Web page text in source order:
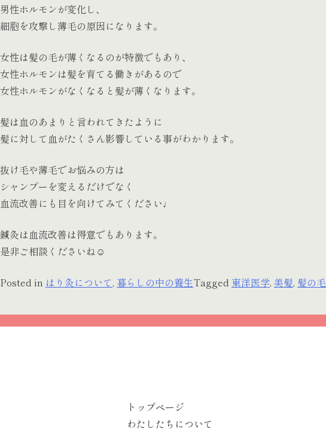
男性ホルモンが変化し、
細胞を攻撃し薄毛の原因になります。
女性は髪の毛が薄くなるのが特徴でもあり、
女性ホルモンは髪を育てる働きがあるので
女性ホルモンがなくなると髪が薄くなります。
髪は血のあまりと言われてきたように
髪に対して血がたくさん影響している事がわかります。
抜け毛や薄毛でお悩みの方は
シャンプーを変えるだけでなく
血流改善にも目を向けてみてください♩
鍼灸は血流改善は得意でもあります。
是非ご相談くださいね☺︎
Posted in はり灸について, 暮らしの中の養生Tagged 東洋医学, 美髪, 髪の毛
トップページ
わたしたちについて